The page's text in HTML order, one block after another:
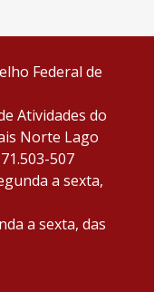
Federal de
Atividades do
Norte Lago
507
a sexta,
a sexta, das